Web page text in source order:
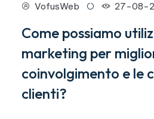
VofusWeb 27-08-
Come possiamo
marketing per
coinvolgimento e le
clienti?